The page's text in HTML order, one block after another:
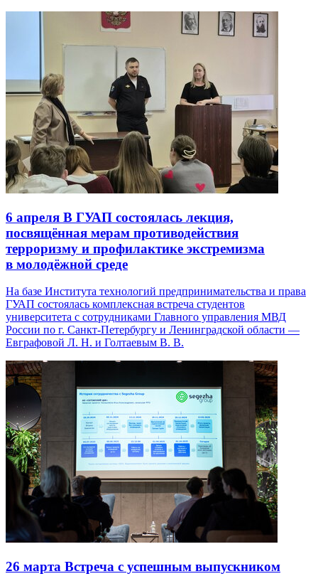
6 апреля В ГУАП состоялась лекция,
посвящённая мерам противодействия
терроризму и профилактике экстремизма
в молодёжной среде
На базе Института технологий предпринимательства и права
ГУАП состоялась комплексная встреча студентов
университета с сотрудниками Главного управления МВД
России по г. Санкт-Петербургу и Ленинградской области —
Евграфовой Л. Н. и Голтаевым В. В.
26 марта Встреча с успешным выпускником